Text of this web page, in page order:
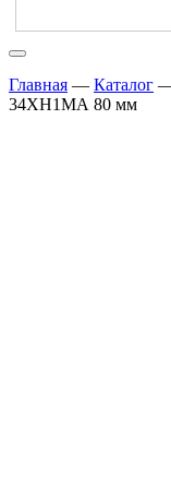
Главная — Каталог
34ХН1МА 80 мм